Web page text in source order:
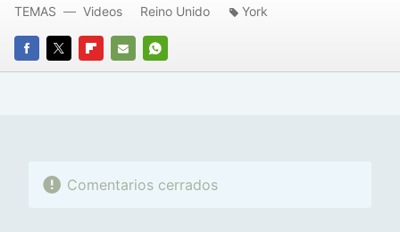
FACEBOOK
TWITTERFLIPBOARD
E-
WHATSAPP
TEMAS Videos Reino Unido York
Comentarios cerrados